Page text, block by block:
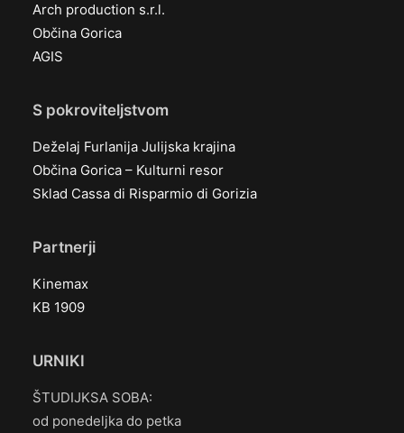
Arch production s.r.l.
Občina Gorica
AGIS
S pokroviteljstvom
Deželaj Furlanija Julijska krajina
Občina Gorica – Kulturni resor
Sklad Cassa di Risparmio di Gorizia
Partnerji
Kinemax
KB 1909
URNIKI
ŠTUDIJKSA SOBA:
od ponedeljka do petka